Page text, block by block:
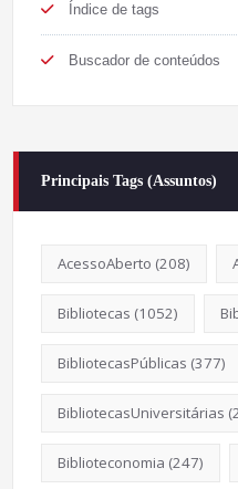
Índice de tags
Buscador de conteúdos
Principais Tags (Assuntos)
AcessoAberto (208)
Bibliotecas (1052)
BibliotecasPúblicas (377)
BibliotecasUniversitárias
Biblioteconomia (247)